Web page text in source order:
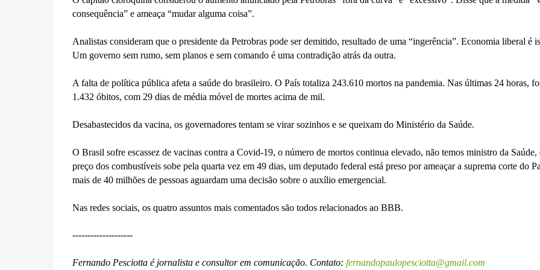
consequência” e ameaça “mudar alguma coisa”.
Analistas consideram que o presidente da Petrobras pode ser demitido, resultado de uma “ingerência”. Economia liberal é
Um governo sem rumo, sem planos e sem comando é uma contradição atrás da outra.
A falta de política pública afeta a saúde do brasileiro. O País totaliza 243.610 mortos na pandemia. Nas últimas 24 horas,
1.432 óbitos, com 29 dias de média móvel de mortes acima de mil.
Desabastecidos da vacina, os governadores tentam se virar sozinhos e se queixam do Ministério da Saúde.
O Brasil sofre escassez de vacinas contra a Covid-19, o número de mortos continua elevado, não temos ministro da Saúde,
preço dos combustíveis sobe pela quarta vez em 49 dias, um deputado federal está preso por ameaçar a suprema corte do
mais de 40 milhões de pessoas aguardam uma decisão sobre o auxílio emergencial.
Nas redes sociais, os quatro assuntos mais comentados são todos relacionados ao BBB.
--------------------
Fernando Pesciotta é jornalista e consultor em comunicação. Contato: fernandopaulopesciotta@gmail.com